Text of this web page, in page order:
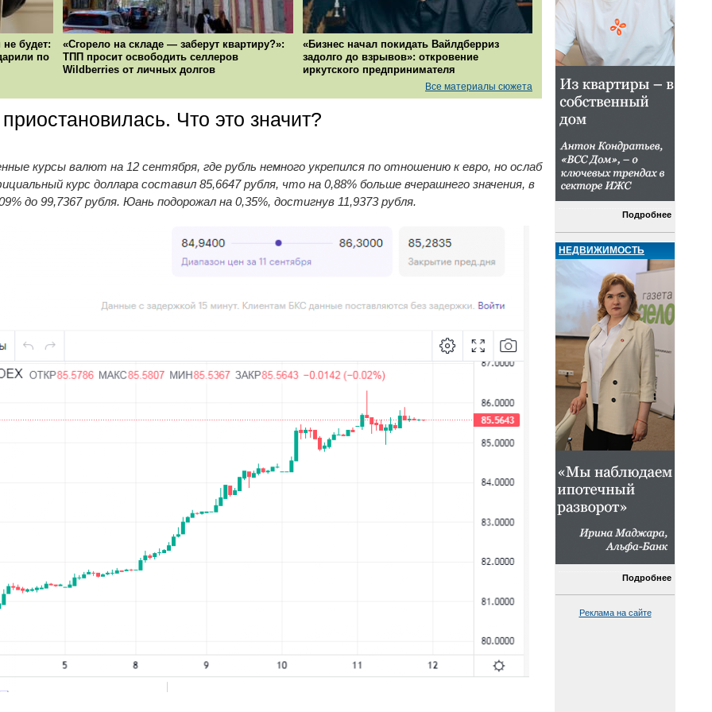
будет:
по
«Сгорело на складе — заберут квартиру?»:
ТПП просит освободить селлеров
Wildberries от личных долгов
«Бизнес начал покидать Вайлдберриз
задолго до взрывов»: откровение
иркутского предпринимателя
Все материалы сюжета
Что это значит?
курсы валют на 12 сентября, где рубль немного укрепился по отношению к евро, но ослаб
курс доллара составил 85,6647 рубля, что на 0,88% больше вчерашнего значения, в
до 99,7367 рубля. Юань подорожал на 0,35%, достигнув 11,9373 рубля.
Подробнее
НЕДВИЖИМОСТЬ
Подробнее
Реклама на сайте